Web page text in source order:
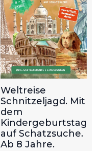
Weltreise
Schnitzeljagd. Mit
dem
Kindergeburtstag
auf Schatzsuche.
Ab 8 Jahre.